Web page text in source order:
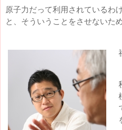
原子力だって利用されているわ
と、そういうことをさせないた